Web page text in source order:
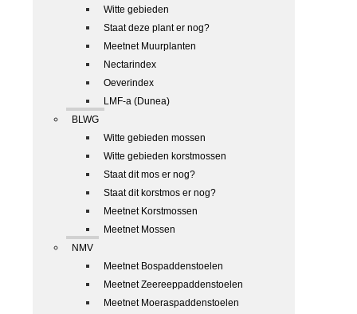
Witte gebieden
Staat deze plant er nog?
Meetnet Muurplanten
Nectarindex
Oeverindex
LMF-a (Dunea)
BLWG
Witte gebieden mossen
Witte gebieden korstmossen
Staat dit mos er nog?
Staat dit korstmos er nog?
Meetnet Korstmossen
Meetnet Mossen
NMV
Meetnet Bospaddenstoelen
Meetnet Zeereeppaddenstoelen
Meetnet Moeraspaddenstoelen